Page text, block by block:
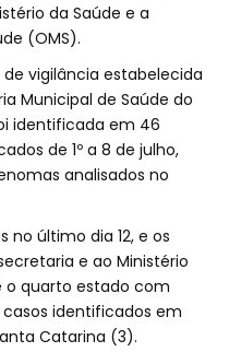
da Saúde e a
(OMS).
vigilância estabelecida
Municipal de Saúde do
identificada em 46
de 1º a 8 de julho,
analisados no
no último dia 12, e os
e ao Ministério
o quarto estado com
identificados em
Catarina (3).